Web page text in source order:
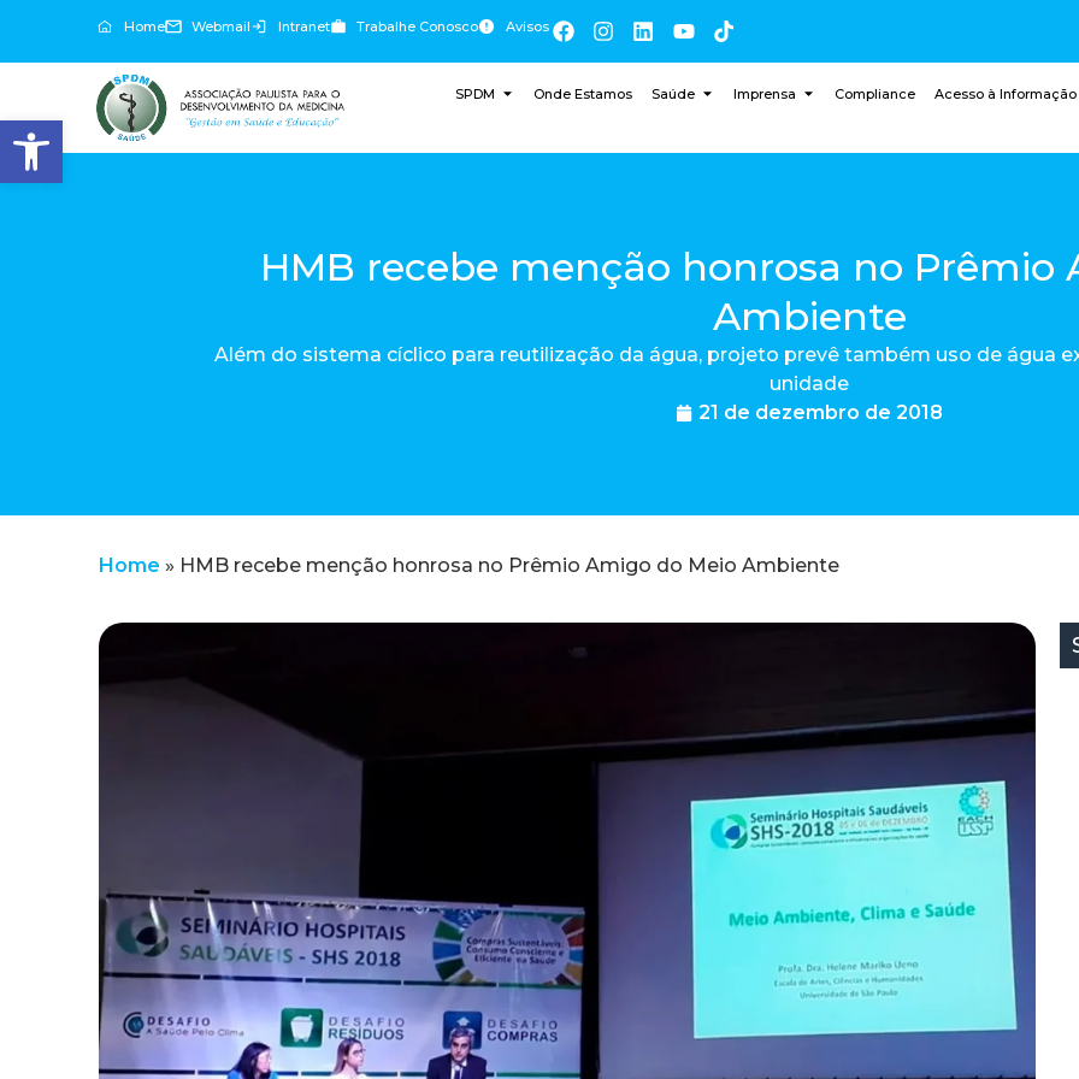
Abrir a barra de ferramentas
Home Webmail Intranet Trabalhe Conosco Avisos
SPDM Onde Estamos Saúde Imprensa Compliance Acesso à Informação
HMB recebe menção honrosa no Prêmio
Ambiente
Além do sistema cíclico para reutilização da água, projeto prevê também uso de água
unidade
21 de dezembro de 2018
Home » HMB recebe menção honrosa no Prêmio Amigo do Meio Ambiente